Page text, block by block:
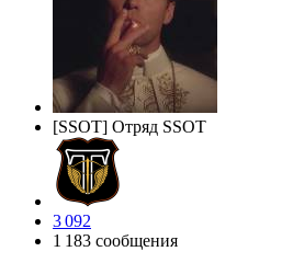
[SSOT] Отряд SSOT
3 092
1 183 сообщения